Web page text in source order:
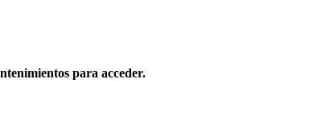
para acceder.